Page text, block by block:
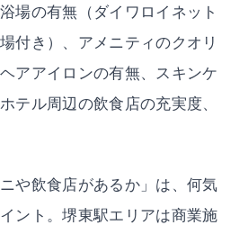
場の有無（ダイワロイネット
付き）、アメニティのクオリ
アアイロンの有無、スキンケ
テル周辺の飲食店の充実度、
や飲食店があるか」は、何気
ント。堺東駅エリアは商業施